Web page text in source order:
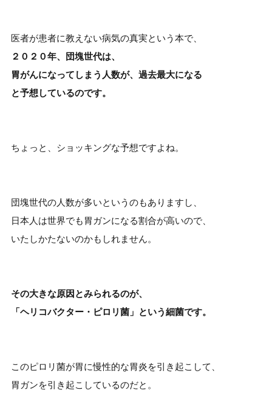
医者が患者に教えない病気の真実という本で、
２０２０年、団塊世代は、
胃がんになってしまう人数が、過去最大になる
と予想しているのです。
ちょっと、ショッキングな予想ですよね。
団塊世代の人数が多いというのもありますし、
日本人は世界でも胃ガンになる割合が高いので、
いたしかたないのかもしれません。
その大きな原因とみられるのが、
「ヘリコバクター・ピロリ菌」という細菌です。
このピロリ菌が胃に慢性的な胃炎を引き起こして、
胃ガンを引き起こしているのだと。